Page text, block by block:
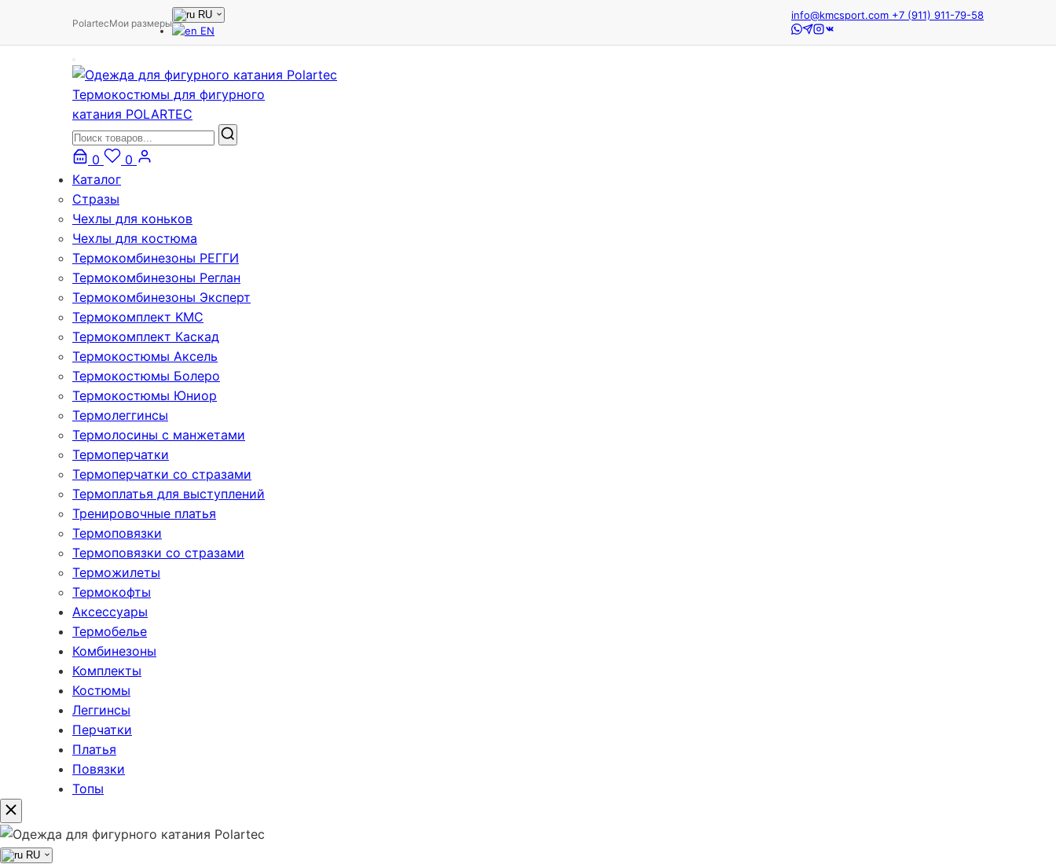
PolartecМои размеры
RU
EN
info@kmcsport.com +7 (911) 911-79-58
Термокостюмы для фигурного
катания POLARTEC
0
0
Каталог
Стразы
Чехлы для коньков
Чехлы для костюма
Термокомбинезоны РЕГГИ
Термокомбинезоны Реглан
Термокомбинезоны Эксперт
Термокомплект KMC
Термокомплект Каскад
Термокостюмы Аксель
Термокостюмы Болеро
Термокостюмы Юниор
Термолеггинсы
Термолосины с манжетами
Термоперчатки
Термоперчатки со стразами
Термоплатья для выступлений
Тренировочные платья
Термоповязки
Термоповязки со стразами
Терможилеты
Термокофты
Аксессуары
Термобелье
Комбинезоны
Комплекты
Костюмы
Леггинсы
Перчатки
Платья
Повязки
Топы
RU